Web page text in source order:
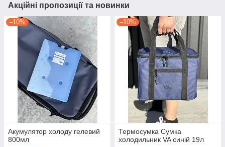
Акційні пропозиції та новинки
–10%
Акумулятор холоду гелевий
800мл
–10%
Термосумка Сумка
холодильник VA синій 19л